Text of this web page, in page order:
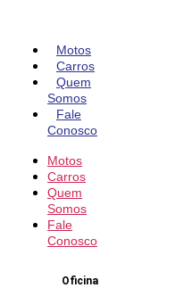
conteúdo
Motos
Carros
Quem
Somos
Fale
Conosco
Motos
Carros
Quem
Somos
Fale
Conosco
Oficina